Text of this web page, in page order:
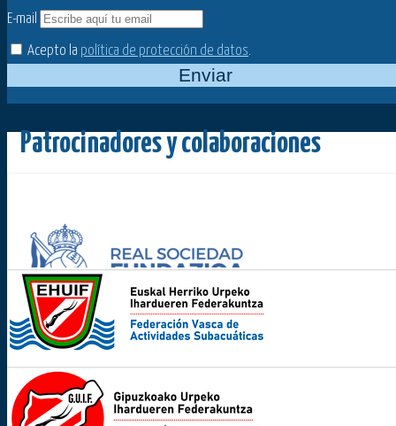
E-mail
Acepto la política de protección de datos.
Enviar
Patrocinadores y colaboraciones